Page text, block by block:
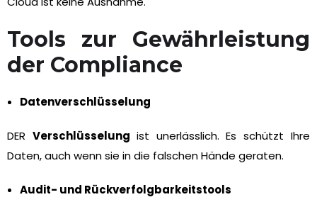
Tools zur Gewährleistung
der Compliance
Datenverschlüsselung
DER Verschlüsselung ist unerlässlich. Es schützt Ihre
Daten, auch wenn sie in die falschen Hände geraten.
Audit- und Rückverfolgbarkeitstools